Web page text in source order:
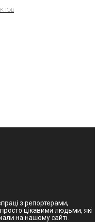
з репортерами,
цікавими людьми, які
на нашому сайті.